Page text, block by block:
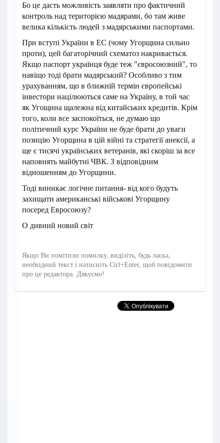
Бо це дасть можливість заявляти про фактичний
контроль над територією мадярами, бо там живе
велика кількість людей з мадярськими паспортами.
При вступі України в ЕС (чому Угорщина сильно
проти), цей багаторічний схематоз накривається.
Якщо паспорт українця буде теж "євросоюзний", то
навіщо тоді брати мадярський? Особливо з тим
урахуванням, що в ближній термін європейські
інвестори націлюються саме на Україну, в той час
як Угощина щалежна від китайських кредитів. Крім
того, коли все заспокоїться, не думаю що
політичний курс України не буде брати до уваги
позицію Угорщина в цій війні та стратегії анексії, а
ще є тисячі українських ветеранів, які скоріш за все
наповнять майбутні ЧВК. З відповідним
відношенням до Угорщини.
Тоді виникає логічне питання- від кого будуть
захищати американські військові Угорщину
посеред Евросоюзу?
О дивний новий світ
Якщо Ви помітили помилку, виділіть, будь ласка,
необхідний текст і натисніть Ctrl+Enter, щоб повідомити
про це редактора. Дякуємо!